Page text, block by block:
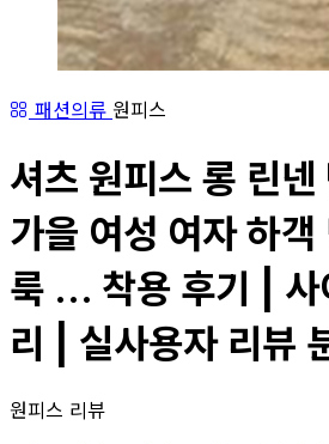
패션의류 원피스
셔츠 원피스 롱 린넨
가을 여성 여자 하객
룩 ... 착용 후기 | 사
리 | 실사용자 리뷰
원피스 리뷰